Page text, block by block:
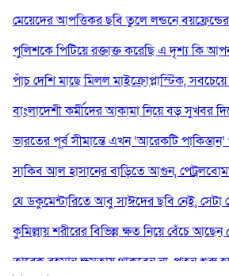
মেয়েদের আপত্তিকর ছবি তুলে লন্ডনে বয়ফ্রেন্ডের
পুলিশকে পিটিয়ে রক্তাক্ত করেছি এ দৃশ্য কি
পাঁচ দেশি মাছে মিলল মাইক্রোপ্লাস্টিক,
বাংলাদেশী কর্মীদের আকামা নিয়ে বড় সুখবর
ভারতের পূর্ব সীমান্তে এখন ‘আরেকটি
সাকিব আল হাসানের বাড়িতে আগুন,
যে ডকুমেন্টারিতে আবু সাঈদের ছবি নেই, সেটা
কুমিল্লায় শরীরের বিভিন্ন ক্ষত নিয়ে বেঁচে
তারেক রহমান ক্ষমতায় থাকবেন না, পতন শুরু